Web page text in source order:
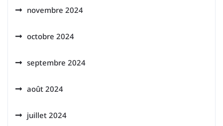
novembre 2024
octobre 2024
septembre 2024
août 2024
juillet 2024